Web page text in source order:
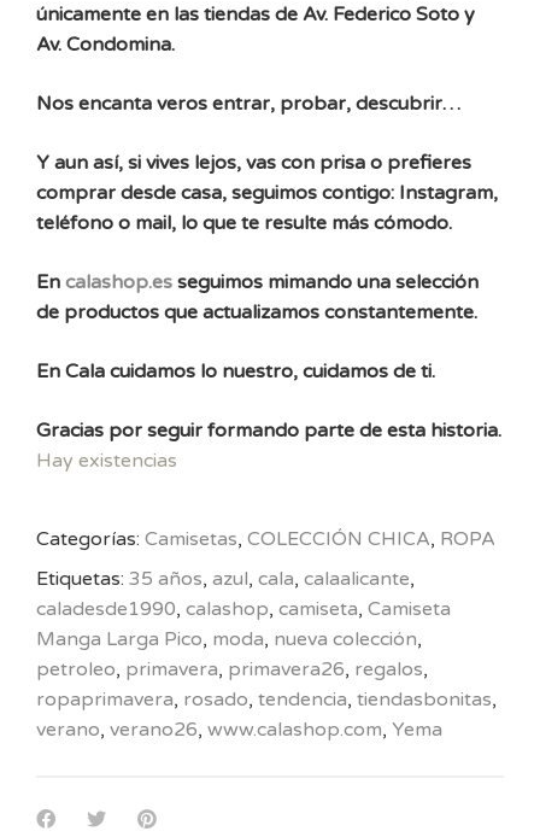
únicamente en las tiendas de Av. Federico Soto y
Av. Condomina.
Nos encanta veros entrar, probar, descubrir…
Y aun así, si vives lejos, vas con prisa o prefieres
comprar desde casa, seguimos contigo: Instagram,
teléfono o mail, lo que te resulte más cómodo.
En calashop.es seguimos mimando una selección
de productos que actualizamos constantemente.
En Cala cuidamos lo nuestro, cuidamos de ti.
Gracias por seguir formando parte de esta historia.
Hay existencias
Categorías: Camisetas, COLECCIÓN CHICA, ROPA
Etiquetas: 35 años, azul, cala, calaalicante,
caladesde1990, calashop, camiseta, Camiseta
Manga Larga Pico, moda, nueva colección,
petroleo, primavera, primavera26, regalos,
ropaprimavera, rosado, tendencia, tiendasbonitas,
verano, verano26, www.calashop.com, Yema